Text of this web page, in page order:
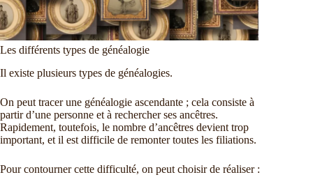
Les différents types de généalogie
Il existe plusieurs types de généalogies.
On peut tracer une généalogie ascendante ; cela consiste à
partir d’une personne et à rechercher ses ancêtres.
Rapidement, toutefois, le nombre d’ancêtres devient trop
important, et il est difficile de remonter toutes les filiations.
Pour contourner cette difficulté, on peut choisir de réaliser :